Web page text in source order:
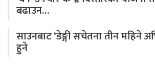
बढाउन…
साउनबाट ‘डेङ्गी सचेतना तीन महिने
हुने